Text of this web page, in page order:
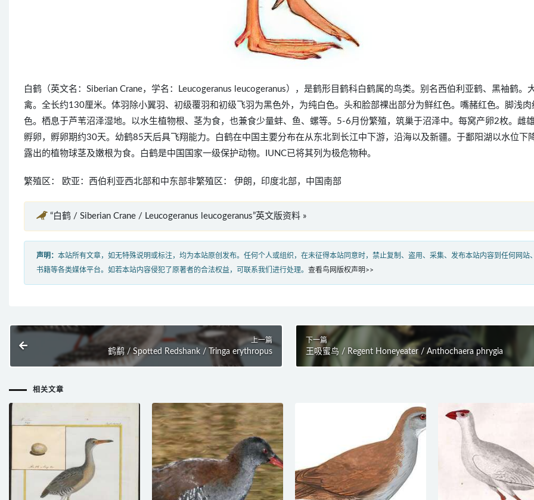
白鹤（英文名：Siberian Crane，学名：Leucogeranus leucogeranus），是鹤形目鹤科白鹤属的鸟类。别名西伯利亚鹤、黑袖鹤。
禽。全长约130厘米。体羽除小翼羽、初级覆羽和初级飞羽为黑色外，为纯白色。头和脸部裸出部分为鲜红色。嘴赭红色。脚浅肉
色。栖息于芦苇沼泽湿地。以水生植物根、茎为食，也兼食少量蚌、鱼、螺等。5-6月份繁殖，筑巢于沼泽中。每窝产卵2枚。雌
孵卵，孵卵期约30天。幼鹤85天后具飞翔能力。白鹤在中国主要分布在从东北到长江中下游，沿海以及新疆。于鄱阳湖以水位下
露出的植物球茎及嫩根为食。白鹤是中国国家一级保护动物。IUNC已将其列为极危物种。
繁殖区： 欧亚：西伯利亚西北部和中东部非繁殖区： 伊朗，印度北部，中国南部
“白鹤 / Siberian Crane / Leucogeranus leucogeranus”英文版资料 »
声明： 本站所有文章，如无特殊说明或标注，均为本站原创发布。任何个人或组织，在未征得本站同意时，禁止复制、盗用、采集、发布本站内容到任何网站
书籍等各类媒体平台。如若本站内容侵犯了原著者的合法权益，可联系我们进行处理。 查看鸟网版权声明>>
上一篇
鹤鹬 / Spotted Redshank / Tringa erythropus
下一篇
王吸蜜鸟 / Regent Honeyeater / Anthochaera phrygia
相关文章